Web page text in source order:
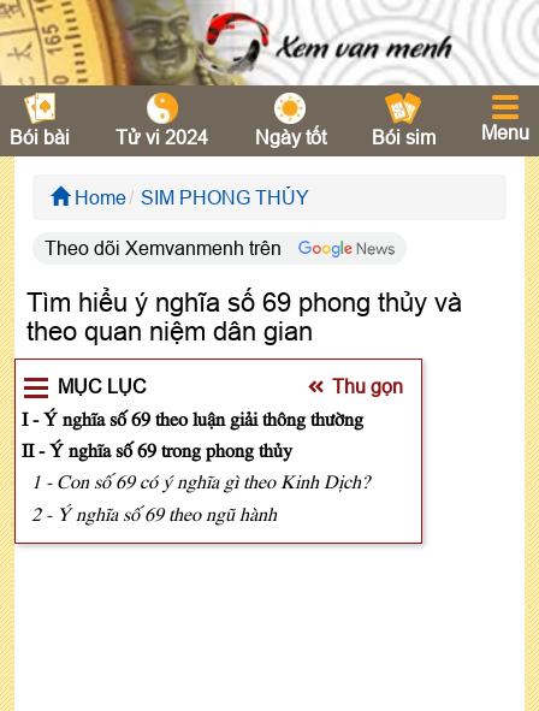
Bói bài Tử vi 2024 Ngày tốt Bói sim Menu
Home SIM PHONG THỦY
Theo dõi Xemvanmenh trên
Tìm hiểu ý nghĩa số 69 phong thủy và
theo quan niệm dân gian
MỤC LỤC Thu gọn
I - Ý nghĩa số 69 theo luận giải thông thường
II - Ý nghĩa số 69 trong phong thủy
1 - Con số 69 có ý nghĩa gì theo Kinh Dịch?
2 - Ý nghĩa số 69 theo ngũ hành